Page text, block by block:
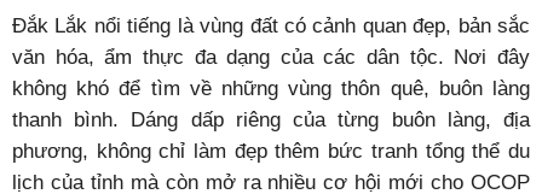
Đắk Lắk nổi tiếng là vùng đất có cảnh quan đẹp, bản sắc
văn hóa, ẩm thực đa dạng của các dân tộc. Nơi đây
không khó để tìm về những vùng thôn quê, buôn làng
thanh bình. Dáng dấp riêng của từng buôn làng, địa
phương, không chỉ làm đẹp thêm bức tranh tổng thể du
lịch của tỉnh mà còn mở ra nhiều cơ hội mới cho OCOP